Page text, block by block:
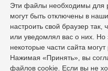
© 1995г. -
8
Эти файлы необходимы для
могут быть отключены в
настроить свой браузер
или уведомлял вас о них. Но
некоторые части сайта
Нажимая «Принять», вы
файлов cookie. Если вы не